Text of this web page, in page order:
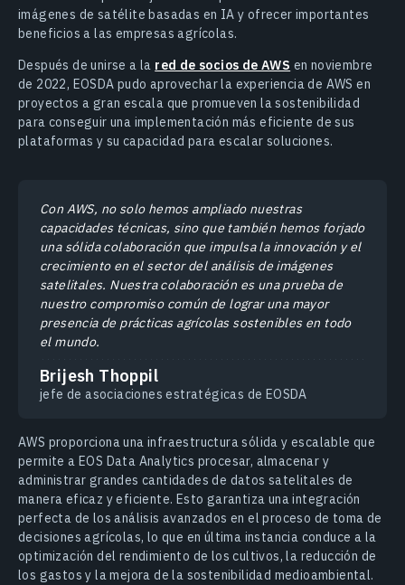
imágenes de satélite basadas en IA y ofrecer importantes
beneficios a las empresas agrícolas.
Después de unirse a la red de socios de AWS en noviembre
de 2022, EOSDA pudo aprovechar la experiencia de AWS en
proyectos a gran escala que promueven la sostenibilidad
para conseguir una implementación más eficiente de sus
plataformas y su capacidad para escalar soluciones.
Con AWS, no solo hemos ampliado nuestras
capacidades técnicas, sino que también hemos forjado
una sólida colaboración que impulsa la innovación y el
crecimiento en el sector del análisis de imágenes
satelitales. Nuestra colaboración es una prueba de
nuestro compromiso común de lograr una mayor
presencia de prácticas agrícolas sostenibles en todo
el mundo.
Brijesh Thoppil
jefe de asociaciones estratégicas de EOSDA
AWS proporciona una infraestructura sólida y escalable que
permite a EOS Data Analytics procesar, almacenar y
administrar grandes cantidades de datos satelitales de
manera eficaz y eficiente. Esto garantiza una integración
perfecta de los análisis avanzados en el proceso de toma de
decisiones agrícolas, lo que en última instancia conduce a la
optimización del rendimiento de los cultivos, la reducción de
los gastos y la mejora de la sostenibilidad medioambiental.